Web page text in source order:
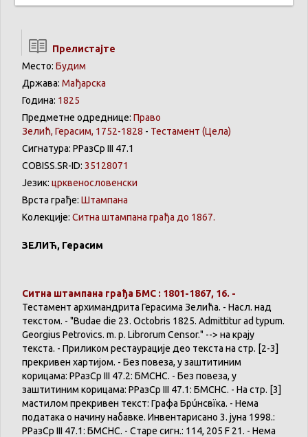
Прелистајте
Место: Будим
Држава: Мађарска
Година: 1825
Предметне одреднице: Право
Зелић, Герасим, 1752-1828 - Тестамент (Цела)
Сигнатура: РРазСр III 47.1
COBISS.SR-ID: 35128071
Језик: црквенословенски
Врста грађе: Штампана
Колекције: Ситна штампана грађа до 1867.
ЗЕЛИЋ, Герасим
Ситна штампана грађа БМС : 1801-1867, 16. -
Тестамент архимандрита Герасима Зелића. - Насл. над
текстом. - "Budae die 23. Octobris 1825. Admittiturad typum.
Georgius Petrovics. m. p. Librorum Censor." --> на крају
текста. - Приликом рестаурације део текста на стр. [2-3]
прекривен хартијом. - Без повеза, узаштитиним
корицама: РРазСр III 47.2: БМСНС. - Без повеза, у
заштитиним корицама: РРазСр III 47.1: БМСНС. - На стр. [3]
мастилом прекривен текст: Графа Брúнсвїка. - Нема
података о начинунабавке. Инвентарисано 3. јуна 1998.:
РРазСр III 47.1: БМСНС. - Старе сигн.: 114, 205 F 21. - Нема